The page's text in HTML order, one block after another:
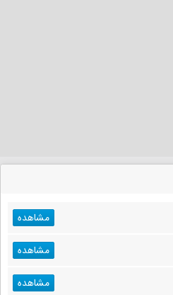
مشاهده
مشاهده
مشاهده